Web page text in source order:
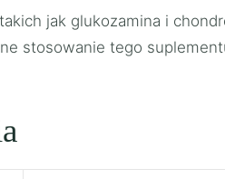
jak glukozamina i
stosowanie tego